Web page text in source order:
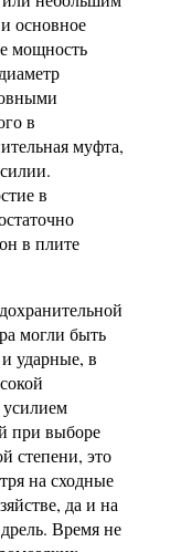
основное
мощность
в
муфта,
в
в плите
могли быть
ударные, в
при выборе
степени, это
на сходные
да и на
Время не